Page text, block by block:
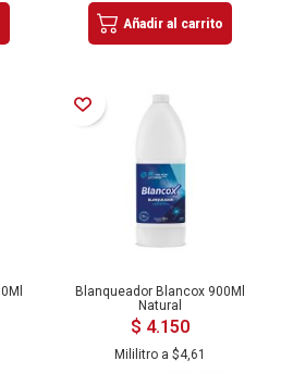
Añadir al carrito
Añadir a la Lista de Deseos
Blanqueador Blancox 900Ml
Natural
$ 4.150
Mililitro a $4,61